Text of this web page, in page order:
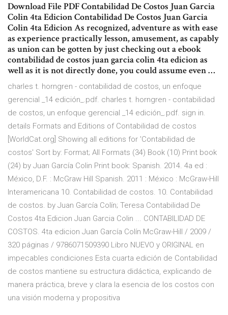
Download File PDF Contabilidad De Costos Juan Garcia
Colin 4ta Edicion Contabilidad De Costos Juan Garcia
Colin 4ta Edicion As recognized, adventure as with ease
as experience practically lesson, amusement, as capably
as union can be gotten by just checking out a ebook
contabilidad de costos juan garcia colin 4ta edicion as
well as it is not directly done, you could assume even …
charles t. horngren - contabilidad de costos, un enfoque
gerencial _14 edición_.pdf. charles t. horngren - contabilidad
de costos, un enfoque gerencial _14 edición_.pdf. sign in.
details Formats and Editions of Contabilidad de costos
[WorldCat.org] Showing all editions for 'Contabilidad de
costos' Sort by: Format; All Formats (34) Book (10) Print book
(24) by Juan García Colin Print book: Spanish. 2014. 4a ed :
México, D.F. : McGraw Hill Spanish. 2011 : México : McGraw-Hill
Interamericana 10. Contabilidad de costos. 10. Contabilidad
de costos. by Juan García Colín; Teresa Contabilidad De
Costos 4ta Edicion Juan Garcia Colin ... CONTABILIDAD DE
COSTOS. 4ta edicion Juan García Colín McGraw-Hill / 2009 /
320 páginas / 9786071509390 Libro NUEVO y ORIGINAL en
impecables condiciones Esta cuarta edición de Contabilidad
de costos mantiene su estructura didáctica, explicando de
manera práctica, breve y clara la esencia de los costos con
una visión moderna y propositiva